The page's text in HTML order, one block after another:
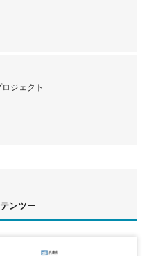
ジェクト
ンツ